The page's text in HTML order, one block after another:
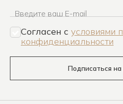
Введите ваш E-mail
Согласен c условиями
конфиденциальности
Подписаться на